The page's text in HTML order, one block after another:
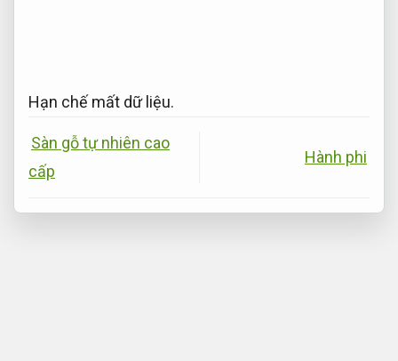
Hạn chế mất dữ liệu.
Sàn gỗ tự nhiên cao
cấp
Hành phi